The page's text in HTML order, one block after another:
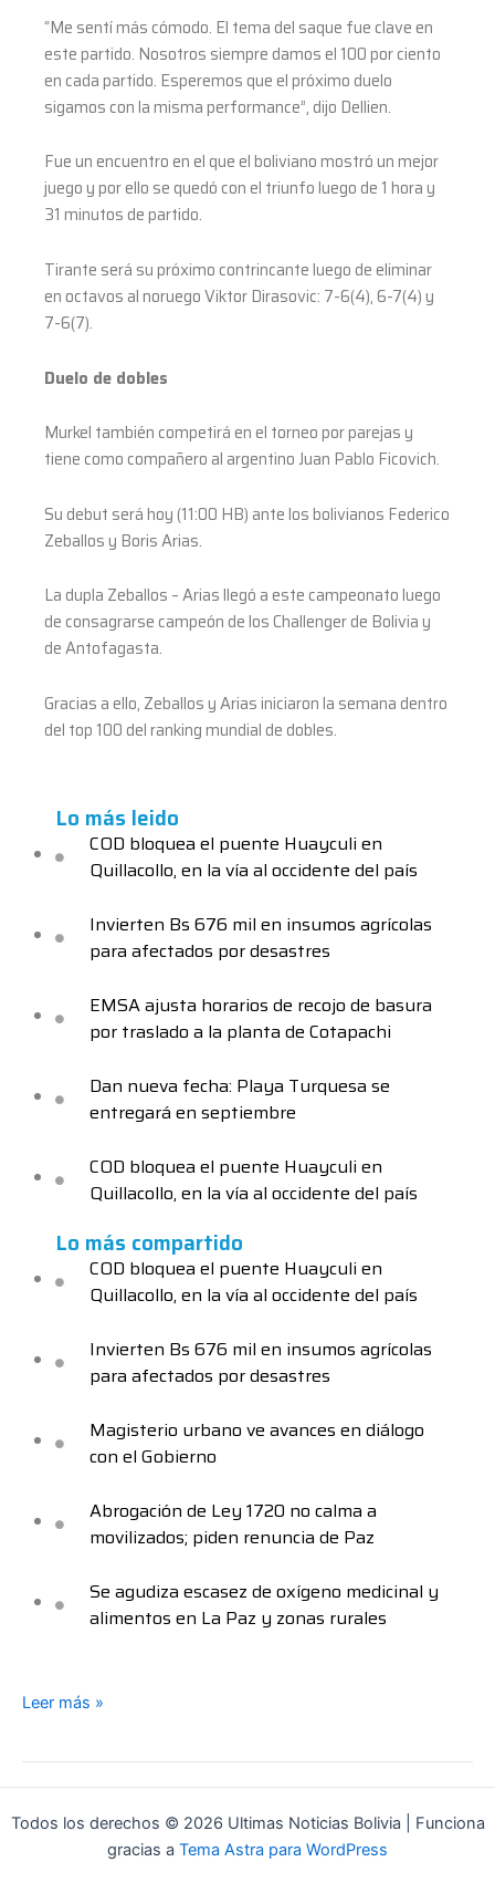
“Me sentí más cómodo. El tema del saque fue clave en
este partido. Nosotros siempre damos el 100 por ciento
en cada partido. Esperemos que el próximo duelo
sigamos con la misma performance”, dijo Dellien.
Fue un encuentro en el que el boliviano mostró un mejor
juego y por ello se quedó con el triunfo luego de 1 hora y
31 minutos de partido.
Tirante será su próximo contrincante luego de eliminar
en octavos al noruego Viktor Dirasovic: 7-6(4), 6-7(4) y
7-6(7).
Duelo de dobles
Murkel también competirá en el torneo por parejas y
tiene como compañero al argentino Juan Pablo Ficovich.
Su debut será hoy (11:00 HB) ante los bolivianos Federico
Zeballos y Boris Arias.
La dupla Zeballos – Arias llegó a este campeonato luego
de consagrarse campeón de los Challenger de Bolivia y
de Antofagasta.
Gracias a ello, Zeballos y Arias iniciaron la semana dentro
del top 100 del ranking mundial de dobles.
Lo más leido
COD bloquea el puente Huayculi en
Quillacollo, en la vía al occidente del país
Invierten Bs 676 mil en insumos agrícolas
para afectados por desastres
EMSA ajusta horarios de recojo de basura
por traslado a la planta de Cotapachi
Dan nueva fecha: Playa Turquesa se
entregará en septiembre
COD bloquea el puente Huayculi en
Quillacollo, en la vía al occidente del país
Lo más compartido
COD bloquea el puente Huayculi en
Quillacollo, en la vía al occidente del país
Invierten Bs 676 mil en insumos agrícolas
para afectados por desastres
Magisterio urbano ve avances en diálogo
con el Gobierno
Abrogación de Ley 1720 no calma a
movilizados; piden renuncia de Paz
Se agudiza escasez de oxígeno medicinal y
alimentos en La Paz y zonas rurales
Leer más »
Todos los derechos © 2026 Ultimas Noticias Bolivia | Funciona
gracias a Tema Astra para WordPress